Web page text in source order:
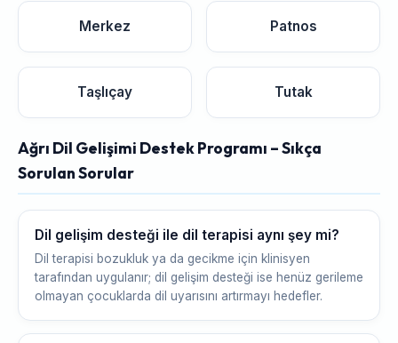
Merkez Patnos
Taşlıçay Tutak
Ağrı Dil Gelişimi Destek Programı – Sıkça
Sorulan Sorular
Dil gelişim desteği ile dil terapisi aynı şey mi?
Dil terapisi bozukluk ya da gecikme için klinisyen
tarafından uygulanır; dil gelişim desteği ise henüz gerileme
olmayan çocuklarda dil uyarısını artırmayı hedefler.